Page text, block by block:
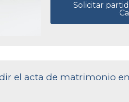
Solicitar
el acta de matrimonio